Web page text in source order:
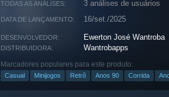
TODAS AS ANÁLISES: 3 análises de usuários
DATA DE LANÇAMENTO: 16/set./2025
DESENVOLVEDOR: Ewerton José Wantroba
DISTRIBUIDORA: Wantrobapps
Marcadores populares para este produto:
Casual Minijogos Retrô Anos 90 Corrida